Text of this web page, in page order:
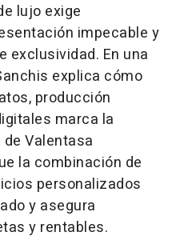
lujo exige
impecable y
exclusividad. En una
explica cómo
producción
marca la
Valentasa
la combinación de
personalizados
y asegura
y rentables.